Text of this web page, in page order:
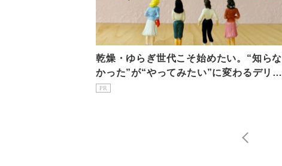
乾燥・ゆらぎ世代こそ始めたい。“知らな
かった”が“やってみたい”に変わるデリケ
ートゾーンケア
PR